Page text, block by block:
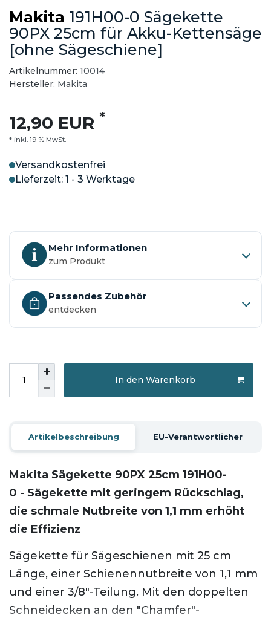
Makita 191H00-0 Sägekette
90PX 25cm für Akku-Kettensäge
[ohne Sägeschiene]
Artikelnummer: 10014
Hersteller: Makita
12,90 EUR *
* inkl. 19 % MwSt.
Versandkostenfrei
Lieferzeit: 1 - 3 Werktage
Mehr Informationen
zum Produkt
Passendes Zubehör
entdecken
In den Warenkorb
Artikelbeschreibung EU-Verantwortlicher
Makita Sägekette 90PX 25cm 191H00-
0 - Sägekette mit geringem Rückschlag,
die schmale Nutbreite von 1,1 mm erhöht
die Effizienz
Sägekette für Sägeschienen mit 25 cm
Länge, einer Schienennutbreite von 1,1 mm
und einer 3/8"-Teilung. Mit den doppelten
Schneidecken an den "Chamfer"-